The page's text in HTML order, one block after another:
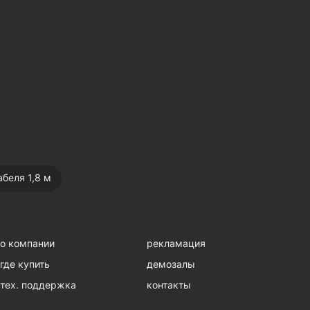
1,8 м
о компании
где купить
тех. поддержка
рекламация
демозалы
контакты